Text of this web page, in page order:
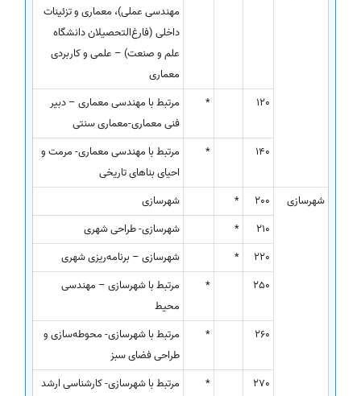
مهندسی عملی)، معماری و تزئینات
داخلی (فارغ‌التحصیلان دانشگاه
علم و صنعت) – علمی و کاربردی
معماری
120
*
مرتبط با مهندسی معماری – دبیر
فنی معماری-معماری سنتی
140
*
مرتبط با مهندسی معماری- مرمت و
احیای بناهای تاریخی
شهرسازی
200
*
شهرسازی
210
*
شهرسازی- طراحی شهری
220
*
شهرسازی – برنامه‌ریزی شهری
250
*
مرتبط با شهرسازی – مهندسی
محیط
260
*
مرتبط با شهرسازی- محوطه‌سازی و
طراحی فضای سبز
270
*
مرتبط با شهرسازی- کارشناسی ارشد